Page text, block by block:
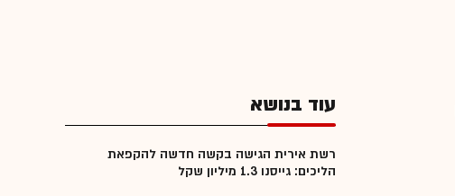
עוד בנושא
רשת אירית הגישה בקשה חדשה להקפאת
הליכים: גייסנו 1.3 מיליון שקל